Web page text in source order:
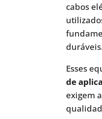
cabos
Esses
de
exigem